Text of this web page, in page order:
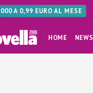
A 0,99 EURO AL MESE
HOME NEWS